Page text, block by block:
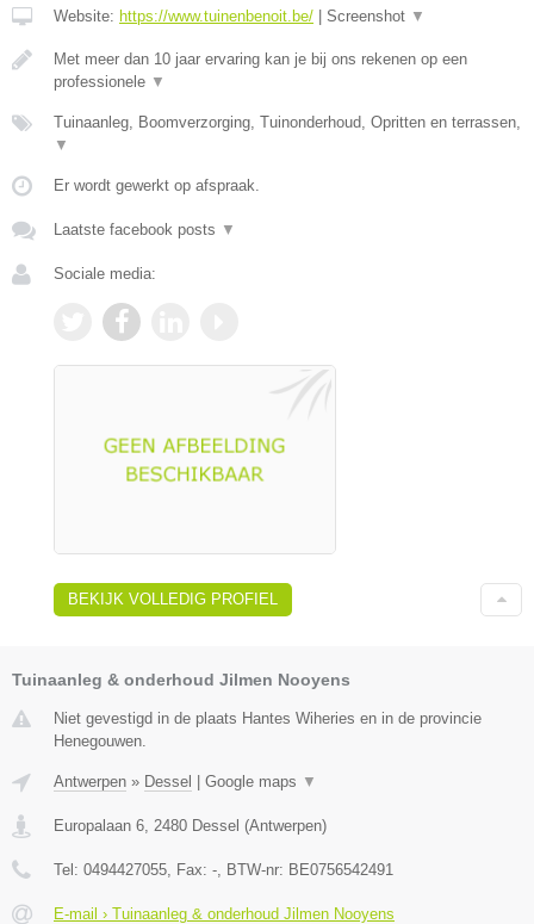
Website: https://www.tuinenbenoit.be/ Screenshot ▼
Met meer dan 10 jaar ervaring kan je bij ons rekenen op een
professionele ▼
Tuinaanleg, Boomverzorging, Tuinonderhoud, Opritten en terrassen,
▼
Er wordt gewerkt op afspraak.
Laatste facebook posts ▼
Sociale media:
BEKIJK VOLLEDIG PROFIEL
Tuinaanleg & onderhoud Jilmen Nooyens
Niet gevestigd in de plaats Hantes Wiheries en in de provincie
Henegouwen.
Antwerpen » Dessel | Google maps ▼
Europalaan 6 2480 Dessel (Antwerpen)
Tel: 0494427055 , Fax: - , BTW-nr: BE0756542491
E-mail › Tuinaanleg & onderhoud Jilmen Nooyens